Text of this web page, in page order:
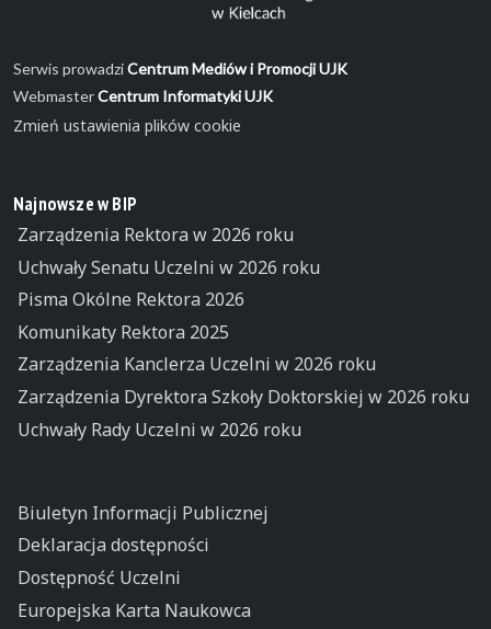
Serwis prowadziCentrum Mediów i Promocji UJK
WebmasterCentrum Informatyki UJK
Zmień ustawienia plików cookie
Najnowsze w BIP
Zarządzenia Rektora w 2026 roku
Uchwały Senatu Uczelni w 2026 roku
Pisma Okólne Rektora 2026
Komunikaty Rektora 2025
Zarządzenia Kanclerza Uczelni w 2026 roku
Zarządzenia Dyrektora Szkoły Doktorskiej w 2026 roku
Uchwały Rady Uczelni w 2026 roku
Biuletyn Informacji Publicznej
Deklaracja dostępności
Dostępność Uczelni
Europejska Karta Naukowca